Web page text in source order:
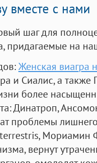
вместе с нами
шаг для
придагаемые на
Женская виагра
и Сиалис, а также
более
: Динатроп,
проблемы
Мориамин
вернут